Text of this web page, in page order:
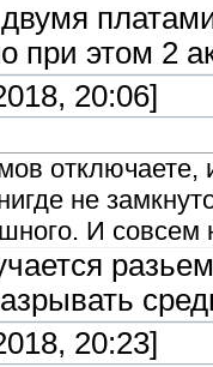
при этом 2
20:06]
отключаете,
не
И
20:23]